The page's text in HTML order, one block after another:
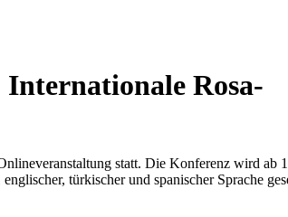
Rosa-
statt. Die Konferenz wird ab
türkischer und spanischer Sprache